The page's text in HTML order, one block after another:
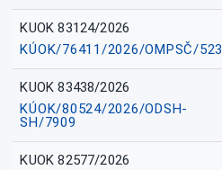
KUOK 83124/2026
KÚOK/76411/2026/OMPSČ/523
KUOK 83438/2026
KÚOK/80524/2026/ODSH-
SH/7909
KUOK 82577/2026